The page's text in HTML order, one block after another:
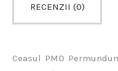
RECENZII (0)
Ceasul PMD